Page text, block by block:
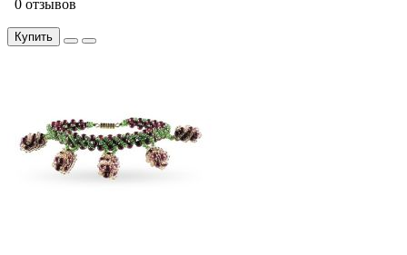
0 отзывов
Купить